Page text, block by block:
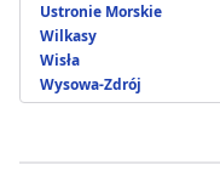
Ustronie Morskie
Wilkasy
Wisła
Wysowa-Zdrój